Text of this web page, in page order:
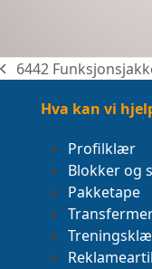
previous
6442
Hva kan vi
Profilklær
Blokker og
Pakketape